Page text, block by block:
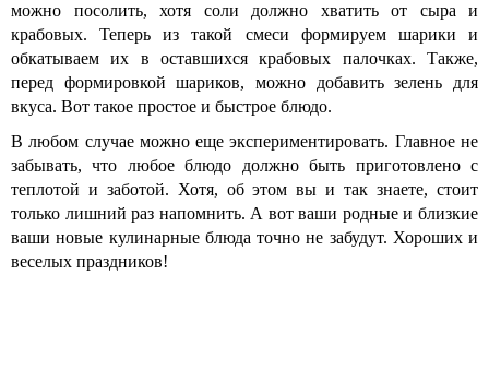
можно посолить, хотя соли должно хватить от сыра и
крабовых. Теперь из такой смеси формируем шарики и
обкатываем их в оставшихся крабовых палочках. Также,
перед формировкой шариков, можно добавить зелень для
вкуса. Вот такое простое и быстрое блюдо.
В любом случае можно еще экспериментировать. Главное не
забывать, что любое блюдо должно быть приготовлено с
теплотой и заботой. Хотя, об этом вы и так знаете, стоит
только лишний раз напомнить. А вот ваши родные и близкие
ваши новые кулинарные блюда точно не забудут. Хороших и
веселых праздников!